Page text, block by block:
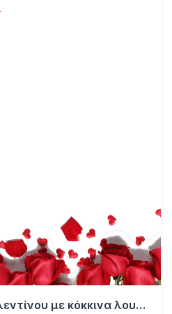
Ημέρα του Αγίου Βαλεντίνου με κόκκινα λουλούδια